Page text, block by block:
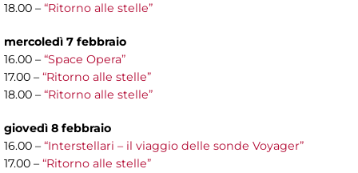
18.00 – “Ritorno alle stelle”
mercoledì 7 febbraio
16.00 – “Space Opera”
17.00 – “Ritorno alle stelle”
18.00 – “Ritorno alle stelle”
giovedì 8 febbraio
16.00 – “Interstellari – il viaggio delle sonde Voyager”
17.00 – “Ritorno alle stelle”